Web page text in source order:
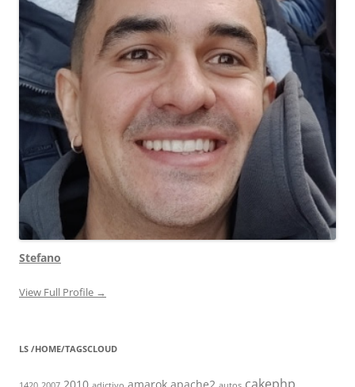
Stefano
View Full Profile →
LS /HOME/TAGSCLOUD